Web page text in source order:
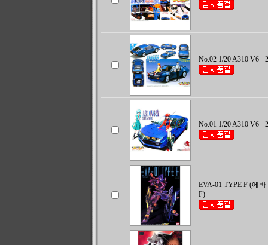
No.02 1/20 A310 V6 -
No.01 1/20 A310 V6 -
EVA-01 TYPE F (에
F)